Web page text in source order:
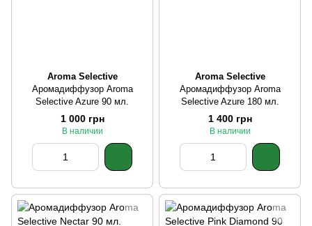
Aroma Selective
Аромадиффузор Aroma
Selective Azure 90 мл.
1 000 грн
В наличии
Aroma Selective
Аромадиффузор Aroma
Selective Azure 180 мл.
1 400 грн
В наличии